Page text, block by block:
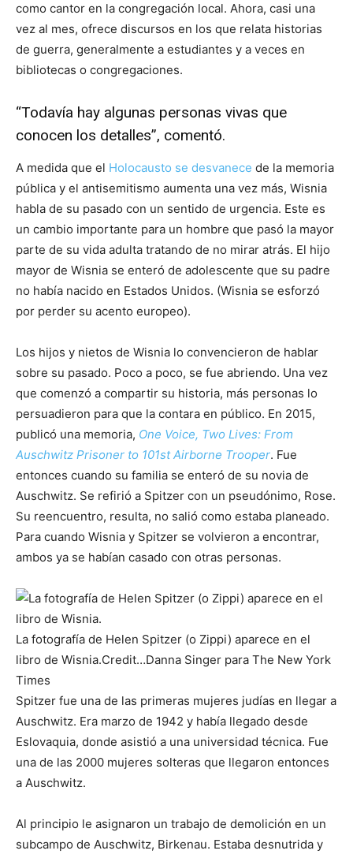
como cantor en la congregación local. Ahora, casi una
vez al mes, ofrece discursos en los que relata historias
de guerra, generalmente a estudiantes y a veces en
bibliotecas o congregaciones.
“Todavía hay algunas personas vivas que
conocen los detalles”, comentó.
A medida que el Holocausto se desvanece de la memoria
pública y el antisemitismo aumenta una vez más, Wisnia
habla de su pasado con un sentido de urgencia. Este es
un cambio importante para un hombre que pasó la mayor
parte de su vida adulta tratando de no mirar atrás. El hijo
mayor de Wisnia se enteró de adolescente que su padre
no había nacido en Estados Unidos. (Wisnia se esforzó
por perder su acento europeo).
Los hijos y nietos de Wisnia lo convencieron de hablar
sobre su pasado. Poco a poco, se fue abriendo. Una vez
que comenzó a compartir su historia, más personas lo
persuadieron para que la contara en público. En 2015,
publicó una memoria, One Voice, Two Lives: From
Auschwitz Prisoner to 101st Airborne Trooper. Fue
entonces cuando su familia se enteró de su novia de
Auschwitz. Se refirió a Spitzer con un pseudónimo, Rose.
Su reencuentro, resulta, no salió como estaba planeado.
Para cuando Wisnia y Spitzer se volvieron a encontrar,
ambos ya se habían casado con otras personas.
La fotografía de Helen Spitzer (o Zippi) aparece en el
libro de Wisnia.Credit…Danna Singer para The New York
Times
Spitzer fue una de las primeras mujeres judías en llegar a
Auschwitz. Era marzo de 1942 y había llegado desde
Eslovaquia, donde asistió a una universidad técnica. Fue
una de las 2000 mujeres solteras que llegaron entonces
a Auschwitz.
Al principio le asignaron un trabajo de demolición en un
subcampo de Auschwitz, Birkenau. Estaba desnutrida y